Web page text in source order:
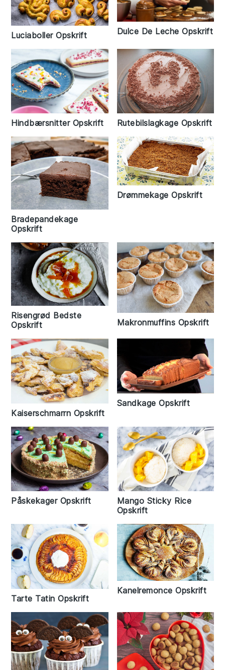
Luciaboller Opskrift Dulce De Leche Opskrift
Hindbærsnitter Opskrift Rutebilslagkage Opskrift
Bradepandekage
Opskrift
Drømmekage Opskrift
Risengrød Bedste
Opskrift
Makronmuffins Opskrift
Kaiserschmarrn Opskrift
Sandkage Opskrift
Påskekager Opskrift
Mango Sticky Rice
Opskrift
Tarte Tatin Opskrift
Kanelremonce Opskrift